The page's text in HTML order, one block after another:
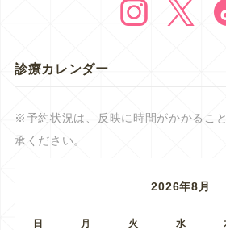
診療カレンダー
※予約状況は、反映に時間がかかるこ
承ください。
2026年8月
日 月 火 水